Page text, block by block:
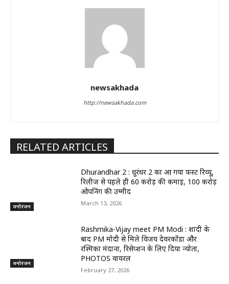
newsakhada
http://newsakhada.com
RELATED ARTICLES
मनोरंजन
Dhurandhar 2 : धुरंधर 2 का आ गया फर्स्ट रिव्यू,
रिलीज से पहले ही 60 करोड़ की कमाई, 100 करोड़
ओपनिंग की उम्मीद
March 13, 2026
मनोरंजन
Rashmika-Vijay meet PM Modi : शादी के
बाद PM मोदी से मिले विजय देवरकोंडा और
रश्मिका मंदाना, रिसेप्शन के लिए दिया न्योता,
PHOTOS वायरल
February 27, 2026